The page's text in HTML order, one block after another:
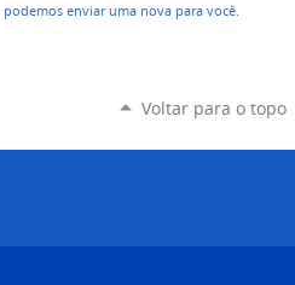
podemos enviar uma nova para você
Voltar para o topo